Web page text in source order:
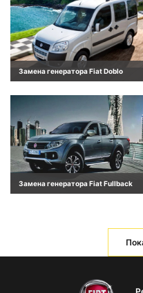
Замена генератора Fiat Doblo
Замена генератора Fiat Fullback